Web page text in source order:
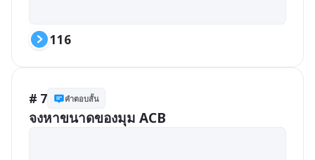
116
# 7 คำตอบสั้น
จงหาขนาดของมุม ACB